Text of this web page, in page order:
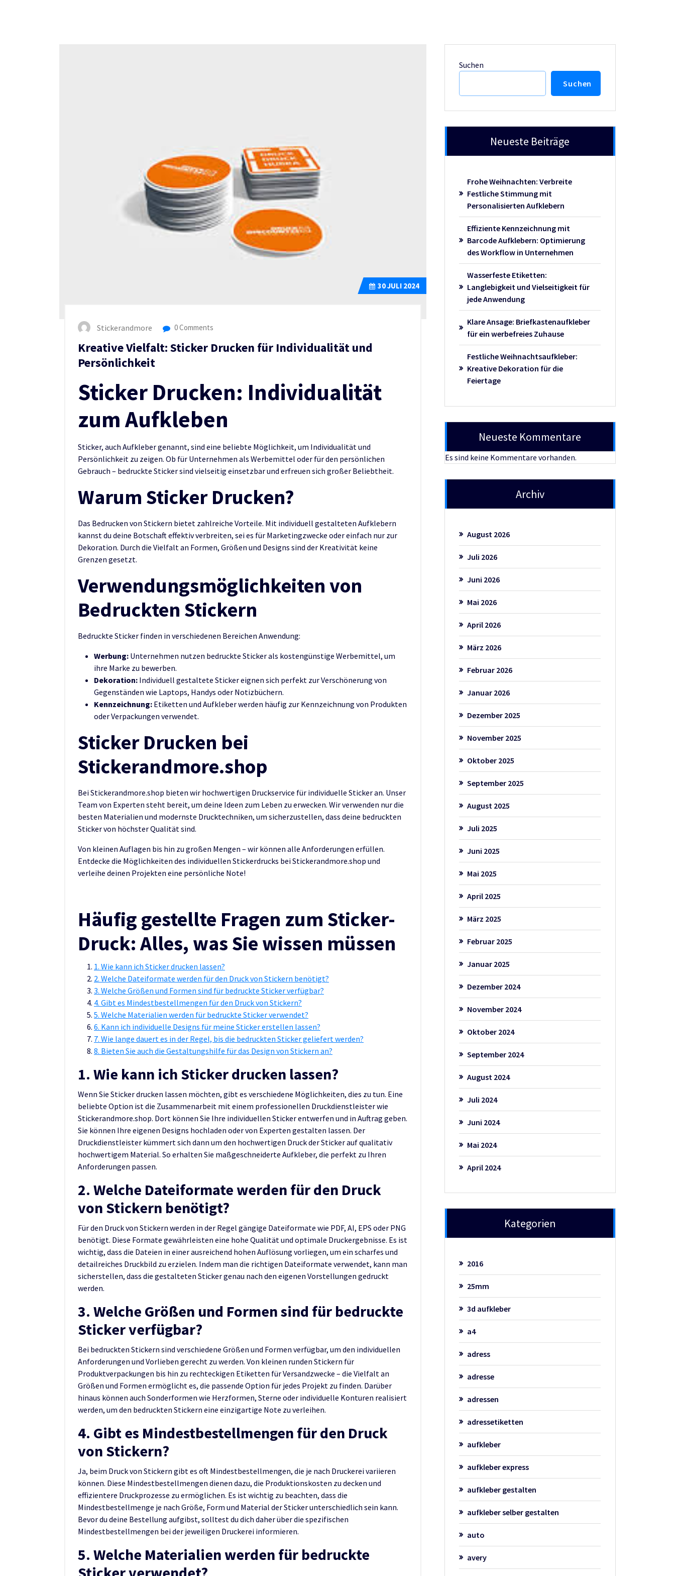
30JULI 2024
Stickerandmore 0 Comments
Kreative Vielfalt: Sticker Drucken für Individualität und
Persönlichkeit
Sticker Drucken: Individualität
zum Aufkleben
Sticker, auch Aufkleber genannt, sind eine beliebte Möglichkeit, um Individualität und
Persönlichkeit zu zeigen. Ob für Unternehmen als Werbemittel oder für den persönlichen
Gebrauch – bedruckte Sticker sind vielseitig einsetzbar und erfreuen sich großer Beliebtheit.
Warum Sticker Drucken?
Das Bedrucken von Stickern bietet zahlreiche Vorteile. Mit individuell gestalteten Aufklebern
kannst du deine Botschaft effektiv verbreiten, sei es für Marketingzwecke oder einfach nur zur
Dekoration. Durch die Vielfalt an Formen, Größen und Designs sind der Kreativität keine
Grenzen gesetzt.
Verwendungsmöglichkeiten von
Bedruckten Stickern
Bedruckte Sticker finden in verschiedenen Bereichen Anwendung:
Werbung: Unternehmen nutzen bedruckte Sticker als kostengünstige Werbemittel, um
ihre Marke zu bewerben.
Dekoration: Individuell gestaltete Sticker eignen sich perfekt zur Verschönerung von
Gegenständen wie Laptops, Handys oder Notizbüchern.
Kennzeichnung: Etiketten und Aufkleber werden häufig zur Kennzeichnung von Produkten
oder Verpackungen verwendet.
Sticker Drucken bei
Stickerandmore.shop
Bei Stickerandmore.shop bieten wir hochwertigen Druckservice für individuelle Sticker an. Unser
Team von Experten steht bereit, um deine Ideen zum Leben zu erwecken. Wir verwenden nur die
besten Materialien und modernste Drucktechniken, um sicherzustellen, dass deine bedruckten
Sticker von höchster Qualität sind.
Von kleinen Auflagen bis hin zu großen Mengen – wir können alle Anforderungen erfüllen.
Entdecke die Möglichkeiten des individuellen Stickerdrucks bei Stickerandmore.shop und
verleihe deinen Projekten eine persönliche Note!
Häufig gestellte Fragen zum Sticker-
Druck: Alles, was Sie wissen müssen
1. Wie kann ich Sticker drucken lassen?
2. Welche Dateiformate werden für den Druck von Stickern benötigt?
3. Welche Größen und Formen sind für bedruckte Sticker verfügbar?
4. Gibt es Mindestbestellmengen für den Druck von Stickern?
5. Welche Materialien werden für bedruckte Sticker verwendet?
6. Kann ich individuelle Designs für meine Sticker erstellen lassen?
7. Wie lange dauert es in der Regel, bis die bedruckten Sticker geliefert werden?
8. Bieten Sie auch die Gestaltungshilfe für das Design von Stickern an?
1. Wie kann ich Sticker drucken lassen?
Wenn Sie Sticker drucken lassen möchten, gibt es verschiedene Möglichkeiten, dies zu tun. Eine
beliebte Option ist die Zusammenarbeit mit einem professionellen Druckdienstleister wie
Stickerandmore.shop. Dort können Sie Ihre individuellen Sticker entwerfen und in Auftrag geben.
Sie können Ihre eigenen Designs hochladen oder von Experten gestalten lassen. Der
Druckdienstleister kümmert sich dann um den hochwertigen Druck der Sticker auf qualitativ
hochwertigem Material. So erhalten Sie maßgeschneiderte Aufkleber, die perfekt zu Ihren
Anforderungen passen.
2. Welche Dateiformate werden für den Druck
von Stickern benötigt?
Für den Druck von Stickern werden in der Regel gängige Dateiformate wie PDF, AI, EPS oder PNG
benötigt. Diese Formate gewährleisten eine hohe Qualität und optimale Druckergebnisse. Es ist
wichtig, dass die Dateien in einer ausreichend hohen Auflösung vorliegen, um ein scharfes und
detailreiches Druckbild zu erzielen. Indem man die richtigen Dateiformate verwendet, kann man
sicherstellen, dass die gestalteten Sticker genau nach den eigenen Vorstellungen gedruckt
werden.
3. Welche Größen und Formen sind für bedruckte
Sticker verfügbar?
Bei bedruckten Stickern sind verschiedene Größen und Formen verfügbar, um den individuellen
Anforderungen und Vorlieben gerecht zu werden. Von kleinen runden Stickern für
Produktverpackungen bis hin zu rechteckigen Etiketten für Versandzwecke – die Vielfalt an
Größen und Formen ermöglicht es, die passende Option für jedes Projekt zu finden. Darüber
hinaus können auch Sonderformen wie Herzformen, Sterne oder individuelle Konturen realisiert
werden, um den bedruckten Stickern eine einzigartige Note zu verleihen.
4. Gibt es Mindestbestellmengen für den Druck
von Stickern?
Ja, beim Druck von Stickern gibt es oft Mindestbestellmengen, die je nach Druckerei variieren
können. Diese Mindestbestellmengen dienen dazu, die Produktionskosten zu decken und
effizientere Druckprozesse zu ermöglichen. Es ist wichtig zu beachten, dass die
Mindestbestellmenge je nach Größe, Form und Material der Sticker unterschiedlich sein kann.
Bevor du deine Bestellung aufgibst, solltest du dich daher über die spezifischen
Mindestbestellmengen bei der jeweiligen Druckerei informieren.
5. Welche Materialien werden für bedruckte
Suchen
Suchen
Neueste Beiträge
Frohe Weihnachten: Verbreite
Festliche Stimmung mit
Personalisierten Aufklebern
Effiziente Kennzeichnung mit
Barcode Aufklebern: Optimierung
des Workflow in Unternehmen
Wasserfeste Etiketten:
Langlebigkeit und Vielseitigkeit für
jede Anwendung
Klare Ansage: Briefkastenaufkleber
für ein werbefreies Zuhause
Festliche Weihnachtsaufkleber:
Kreative Dekoration für die
Feiertage
Neueste Kommentare
Es sind keine Kommentare vorhanden.
Archiv
August 2026
Juli 2026
Juni 2026
Mai 2026
April 2026
März 2026
Februar 2026
Januar 2026
Dezember 2025
November 2025
Oktober 2025
September 2025
August 2025
Juli 2025
Juni 2025
Mai 2025
April 2025
März 2025
Februar 2025
Januar 2025
Dezember 2024
November 2024
Oktober 2024
September 2024
August 2024
Juli 2024
Juni 2024
Mai 2024
April 2024
Kategorien
2016
25mm
3d aufkleber
a4
adress
adresse
adressen
adressetiketten
aufkleber
aufkleber express
aufkleber gestalten
aufkleber selber gestalten
auto
avery